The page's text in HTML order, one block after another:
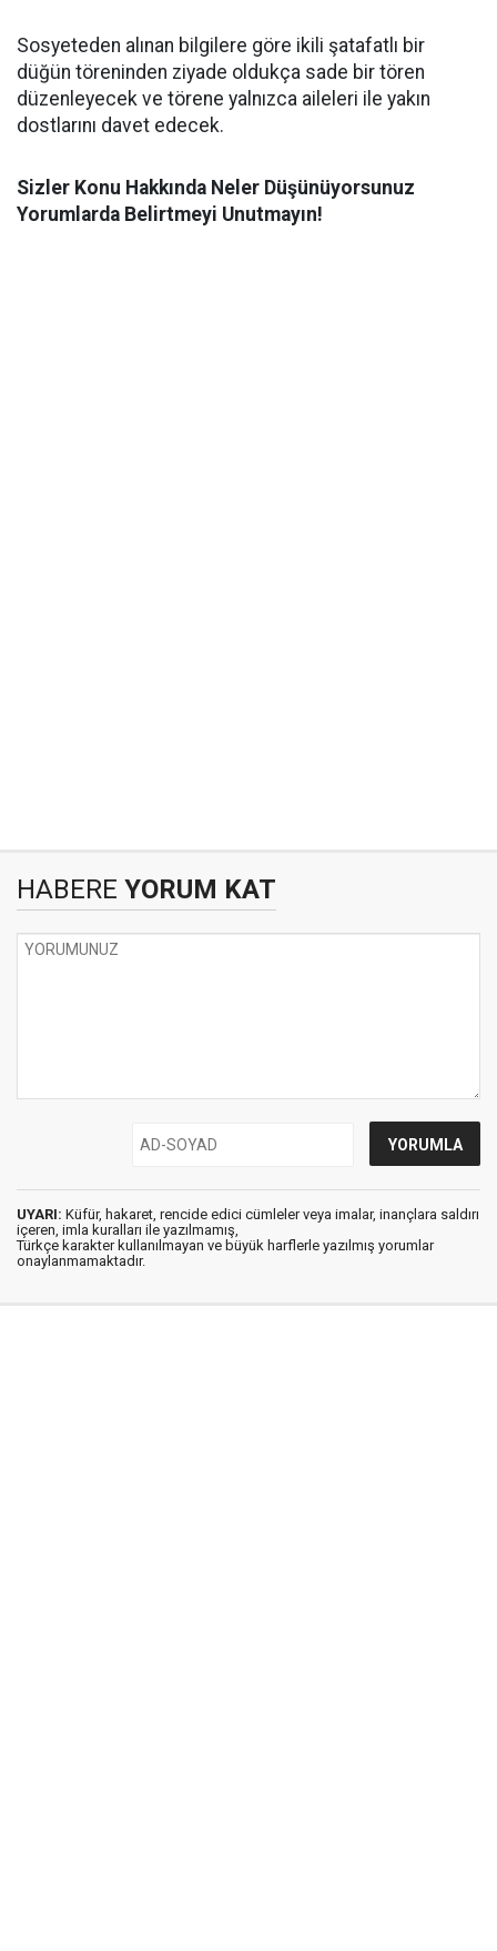
Sosyeteden alınan bilgilere göre ikili şatafatlı bir
düğün töreninden ziyade oldukça sade bir tören
düzenleyecek ve törene yalnızca aileleri ile yakın
dostlarını davet edecek.
Sizler Konu Hakkında Neler Düşünüyorsunuz
Yorumlarda Belirtmeyi Unutmayın!
HABERE YORUM KAT
UYARI: Küfür, hakaret, rencide edici cümleler veya imalar, inançlara saldırı
içeren, imla kuralları ile yazılmamış,
Türkçe karakter kullanılmayan ve büyük harflerle yazılmış yorumlar
onaylanmamaktadır.